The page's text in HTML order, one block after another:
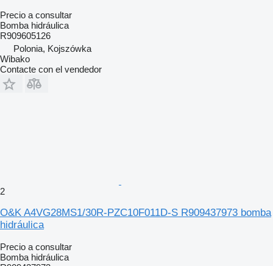
Precio a consultar
Bomba hidráulica
R909605126
Polonia, Kojszówka
Wibako
Contacte con el vendedor
2
O&K A4VG28MS1/30R-PZC10F011D-S R909437973 bomba
hidráulica
Precio a consultar
Bomba hidráulica